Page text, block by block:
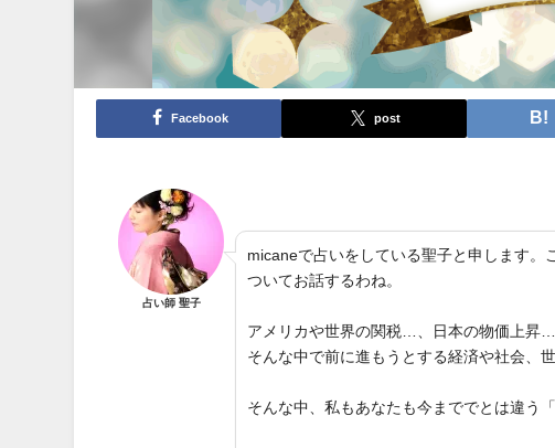
Facebook post
占い師 聖子
micaneで占いをしている聖子と申します。
ついてお話するわね。
アメリカや世界の関税…、日本の物価上昇
そんな中で前に進もうとする経済や社会、
そんな中、私もあなたも今まででとは違う